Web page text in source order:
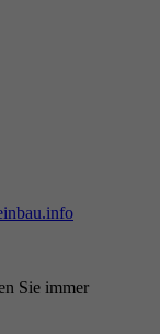
Sie immer